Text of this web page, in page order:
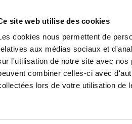
site web utilise des cookies
cookies nous permettent de
aux médias sociaux et
l'utilisation de notre site avec
combiner celles-ci avec
lors de votre utilisation de
Home
Recondo